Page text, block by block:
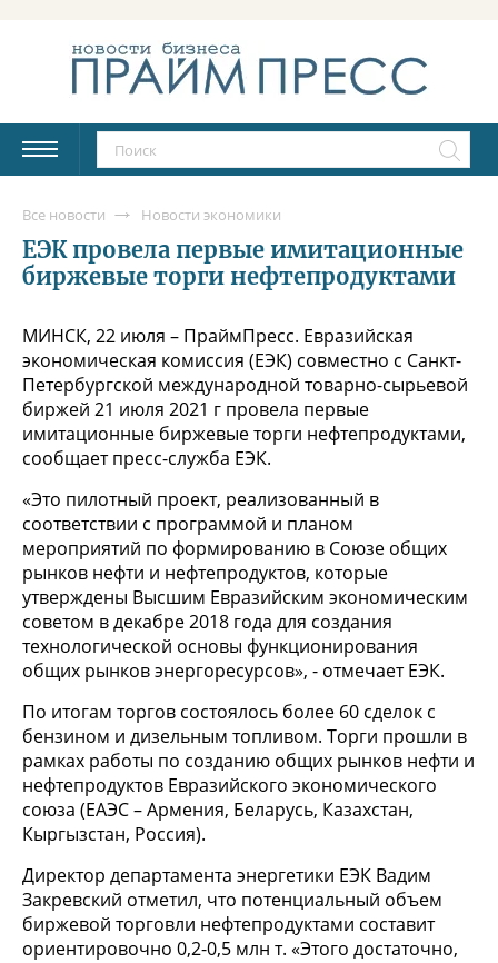
Все новости Новости экономики
ЕЭК провела первые имитационные
биржевые торги нефтепродуктами
МИНСК, 22 июля – ПраймПресс. Евразийская
экономическая комиссия (ЕЭК) совместно с Санкт-
Петербургской международной товарно-сырьевой
биржей 21 июля 2021 г провела первые
имитационные биржевые торги нефтепродуктами,
сообщает пресс-служба ЕЭК.
«Это пилотный проект, реализованный в
соответствии с программой и планом
мероприятий по формированию в Союзе общих
рынков нефти и нефтепродуктов, которые
утверждены Высшим Евразийским экономическим
советом в декабре 2018 года для создания
технологической основы функционирования
общих рынков энергоресурсов», - отмечает ЕЭК.
По итогам торгов состоялось более 60 сделок с
бензином и дизельным топливом. Торги прошли в
рамках работы по созданию общих рынков нефти и
нефтепродуктов Евразийского экономического
союза (ЕАЭС – Армения, Беларусь, Казахстан,
Кыргызстан, Россия).
Директор департамента энергетики ЕЭК Вадим
Закревский отметил, что потенциальный объем
биржевой торговли нефтепродуктами составит
ориентировочно 0,2-0,5 млн т. «Этого достаточно,